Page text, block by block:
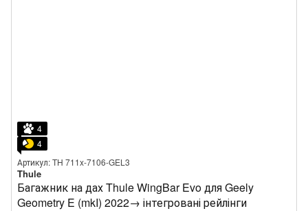
4
4
Артикул: TH 711x-7106-GEL3
Thule
Багажник на дах Thule WingBar Evo для Geely
Geometry E (mkI) 2022→ інтегровані рейлінги